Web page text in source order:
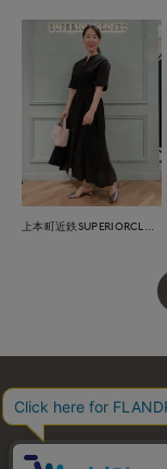
お問い合わせ